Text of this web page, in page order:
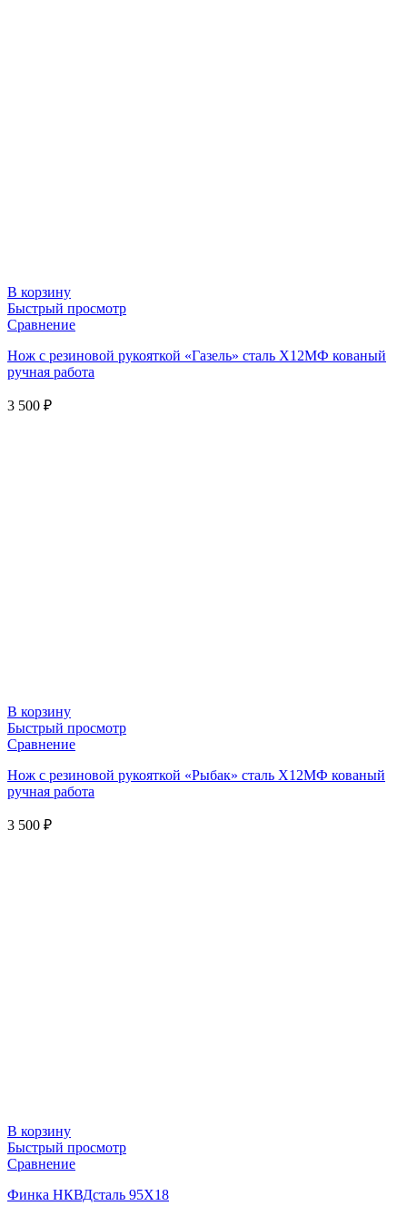
В корзину
Быстрый просмотр
Сравнение
Нож с резиновой рукояткой «Газель» сталь Х12МФ кованый
ручная работа
3 500 ₽
В корзину
Быстрый просмотр
Сравнение
Нож с резиновой рукояткой «Рыбак» сталь Х12МФ кованый
ручная работа
3 500 ₽
В корзину
Быстрый просмотр
Сравнение
Финка НКВДсталь 95Х18